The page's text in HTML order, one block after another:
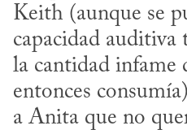
Keith (aunque se
capacidad auditiva
la cantidad infame
entonces
a Anita que no